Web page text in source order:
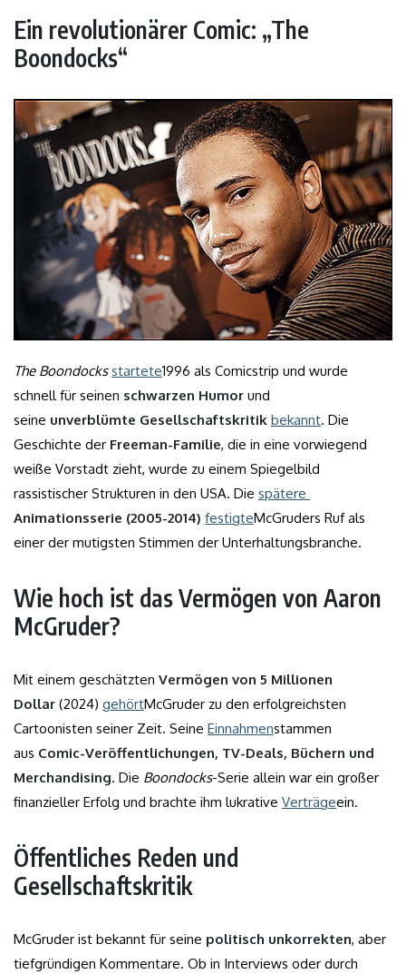
Ein revolutionärer Comic: „The
Boondocks“
The Boondocks startete1996 als Comicstrip und wurde
schnell für seinen schwarzen Humor und
seine unverblümte Gesellschaftskritik bekannt. Die
Geschichte der Freeman-Familie, die in eine vorwiegend
weiße Vorstadt zieht, wurde zu einem Spiegelbild
rassistischer Strukturen in den USA. Die spätere
Animationsserie (2005-2014) festigteMcGruders Ruf als
einer der mutigsten Stimmen der Unterhaltungsbranche.
Wie hoch ist das Vermögen von Aaron
McGruder?
Mit einem geschätzten Vermögen von 5 Millionen
Dollar (2024) gehörtMcGruder zu den erfolgreichsten
Cartoonisten seiner Zeit. Seine Einnahmenstammen
aus Comic-Veröffentlichungen, TV-Deals, Büchern und
Merchandising. Die Boondocks-Serie allein war ein großer
finanzieller Erfolg und brachte ihm lukrative Verträgeein.
Öffentliches Reden und
Gesellschaftskritik
McGruder ist bekannt für seine politisch unkorrekten, aber
tiefgründigen Kommentare. Ob in Interviews oder durch